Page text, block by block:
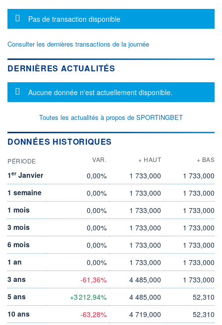
Message d'information
Pas de transaction disponible
Consulter les dernières transactions de la journée
DERNIÈRES ACTUALITÉS
Message d'information
Aucune donnée n'est actuellement disponible.
Toutes les actualités à propos de SPORTINGBET
DONNÉES HISTORIQUES
PÉRIODE VAR. + HAUT + BAS
1er Janvier 0,00% 1 733,000
1 733,000
1 semaine
0,00% 1 733,000
1 733,000
1 mois
0,00% 1 733,000
1 733,000
3 mois
0,00% 1 733,000
1 733,000
6 mois
0,00% 1 733,000
1 733,000
1 an
0,00% 1 733,000
1 733,000
3 ans
-61,36% 4 485,000
1 733,000
5 ans
+3 212,94% 4 485,000
52,310
10 ans
-63,28% 4 719,000
52,310